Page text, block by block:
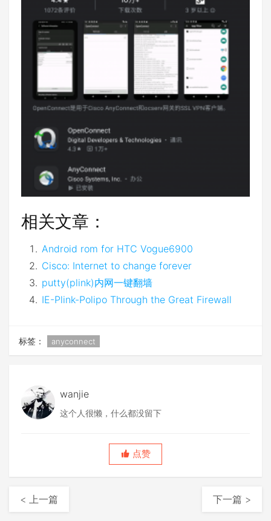
相关文章：
Android rom for HTC Vogue6900
Cisco: Internet to change forever
putty(plink)内网一键翻墙
IE-Plink-Polipo Through the Great Firewall
标签： anyconnect
wanjie
这个人很懒，什么都没留下
点赞
< 上一篇 下一篇 >